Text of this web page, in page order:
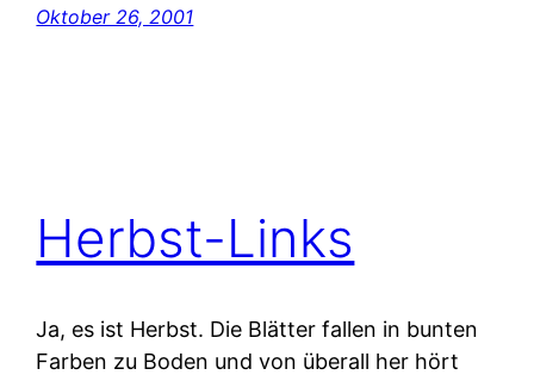
Oktober 26, 2001
Herbst-Links
Ja, es ist Herbst. Die Blätter fallen in bunten
Farben zu Boden und von überall her hört